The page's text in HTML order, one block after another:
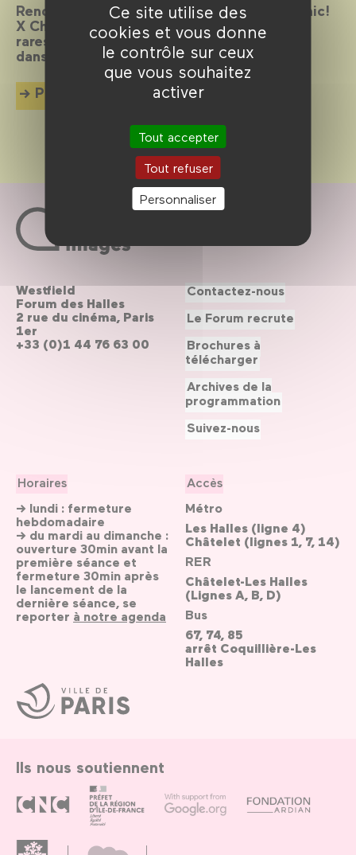
Ce site utilise des
cookies et vous donne
le contrôle sur ceux
que vous souhaitez
activer
Tout accepter
Tout refuser
Personnaliser
Rendez-vous dédié au cinéma de genre, Panic!
X Chroma propose chaque mois des perles
rares, des films décalés, gores ou délirants
dans une ambiance festive…
Plus d'info
Ville
de
Paris
Westfield
Forum des Halles
2 rue du cinéma, Paris
1er
+33 (0)1 44 76 63 00
Horaires
→ lundi : fermeture
hebdomadaire
→ du mardi au dimanche :
ouverture 30min avant la
première séance et
fermeture 30min après
le lancement de la
dernière séance, se
reporter à notre agenda
Accès
Métro
Les Halles (ligne 4)
Châtelet (lignes 1, 7, 14)
RER
Châtelet-Les Halles
(Lignes A, B, D)
Bus
67, 74, 85
arrêt Coquillière-Les
Halles
Contactez-nous
Le Forum recrute
Brochures à
télécharger
Archives de la
programmation
Suivez-nous
Ils nous soutiennent